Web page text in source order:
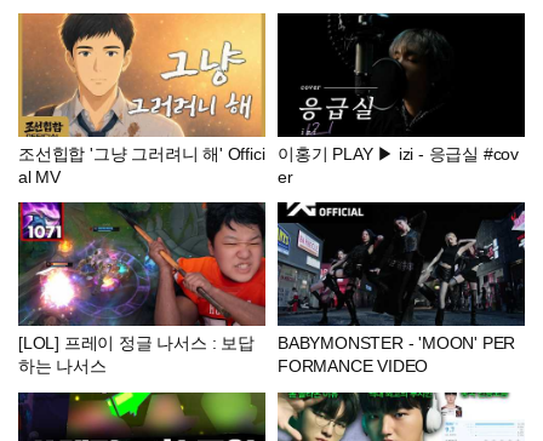
슬 EP.08
조선힙합 '그냥 그러려니 해' Offici
al MV
이홍기 PLAY ▶ izi - 응급실 #cov
er
[LOL] 프레이 정글 나서스 : 보답
하는 나서스
BABYMONSTER - 'MOON' PER
FORMANCE VIDEO